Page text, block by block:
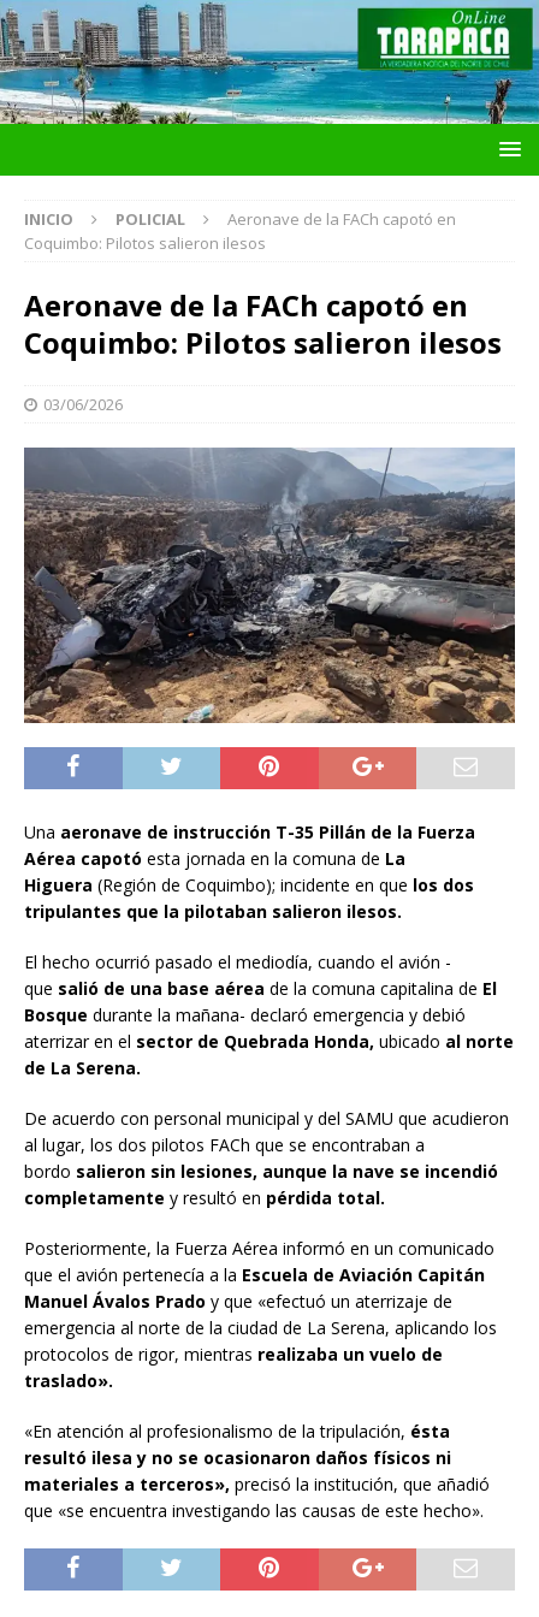
INICIO POLICIAL
Aeronave de la FACh capotó en
Coquimbo: Pilotos salieron ilesos
Aeronave de la FACh capotó en
Coquimbo: Pilotos salieron ilesos
03/06/2026
Una aeronave de instrucción T-35 Pillán de la Fuerza
Aérea capotó esta jornada en la comuna de La
Higuera (Región de Coquimbo); incidente en que los dos
tripulantes que la pilotaban salieron ilesos.
El hecho ocurrió pasado el mediodía, cuando el avión -
que salió de una base aérea de la comuna capitalina de El
Bosque durante la mañana- declaró emergencia y debió
aterrizar en el sector de Quebrada Honda, ubicado al norte
de La Serena.
De acuerdo con personal municipal y del SAMU que acudieron
al lugar, los dos pilotos FACh que se encontraban a
bordo salieron sin lesiones, aunque la nave se incendió
completamente y resultó en pérdida total.
Posteriormente, la Fuerza Aérea informó en un comunicado
que el avión pertenecía a la Escuela de Aviación Capitán
Manuel Ávalos Prado y que «efectuó un aterrizaje de
emergencia al norte de la ciudad de La Serena, aplicando los
protocolos de rigor, mientras realizaba un vuelo de
traslado».
«En atención al profesionalismo de la tripulación, ésta
resultó ilesa y no se ocasionaron daños físicos ni
materiales a terceros», precisó la institución, que añadió
que «se encuentra investigando las causas de este hecho».